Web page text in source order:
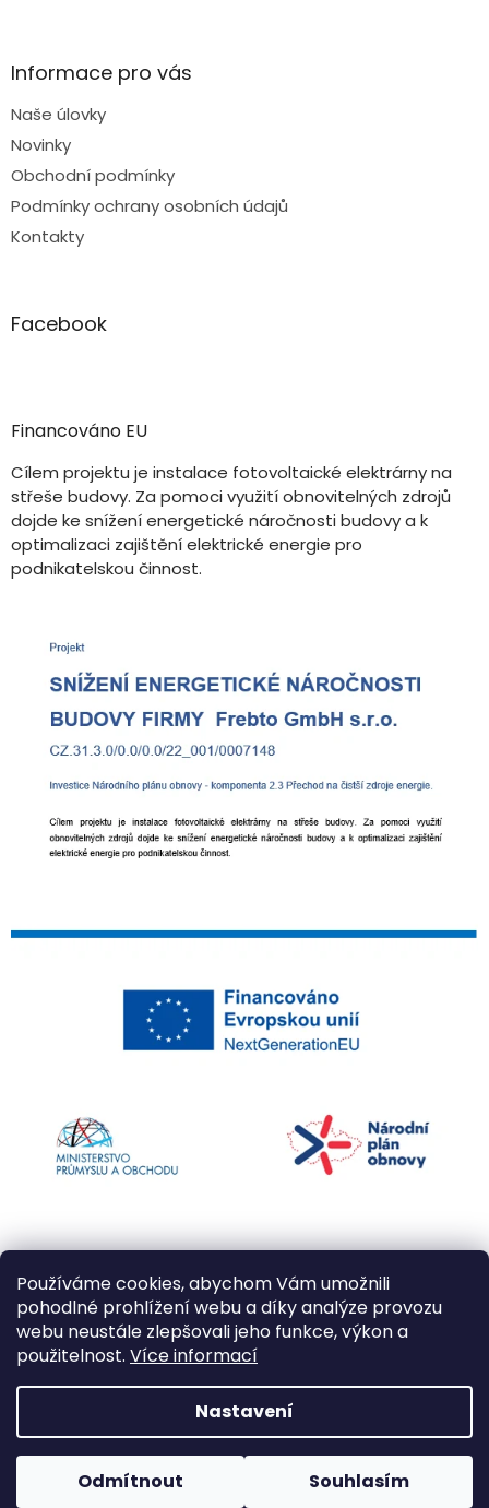
Používáme cookies, abychom Vám umožnili
pohodlné prohlížení webu a díky analýze provozu
webu neustále zlepšovali jeho funkce, výkon a
použitelnost. Více informací
Nastavení
Odmítnout Souhlasím
Informace pro vás
Naše úlovky
Novinky
Obchodní podmínky
Podmínky ochrany osobních údajů
Kontakty
Facebook
Financováno EU
Cílem projektu je instalace fotovoltaické elektrárny na
střeše budovy. Za pomoci využití obnovitelných zdrojů
dojde ke snížení energetické náročnosti budovy a k
optimalizaci zajištění elektrické energie pro
podnikatelskou činnost.
Vytvořil Shoptet
Copyright 2026Kapří kuličky. Všechna práva
vyhrazena.
Upravit nastavení cookies